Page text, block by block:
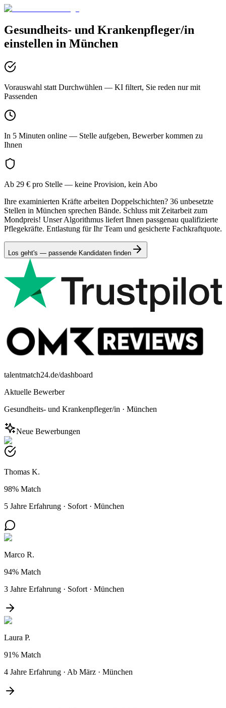
Gesundheits- und Krankenpfleger/in
einstellen in München
Vorauswahl statt Durchwühlen — KI filtert, Sie reden nur mit
Passenden
In 5 Minuten online — Stelle aufgeben, Bewerber kommen zu
Ihnen
Ab 29 € pro Stelle — keine Provision, kein Abo
Ihre examinierten Kräfte arbeiten Doppelschichten? 36 unbesetzte
Stellen in München sprechen Bände. Schluss mit Zeitarbeit zum
Mondpreis! Unser Algorithmus liefert Ihnen passgenau qualifizierte
Pflegekräfte. Entlastung für Ihr Team und gesicherte Fachkraftquote.
Los geht's — passende Kandidaten finden
talentmatch24.de/dashboard
Aktuelle Bewerber
Gesundheits- und Krankenpfleger/in · München
Neue Bewerbungen
Thomas K.
98% Match
5 Jahre Erfahrung · Sofort · München
Marco R.
94% Match
3 Jahre Erfahrung · Sofort · München
Laura P.
91% Match
4 Jahre Erfahrung · Ab März · München